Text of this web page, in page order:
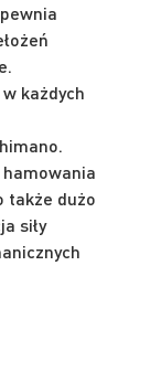
każdych
także dużo
siły